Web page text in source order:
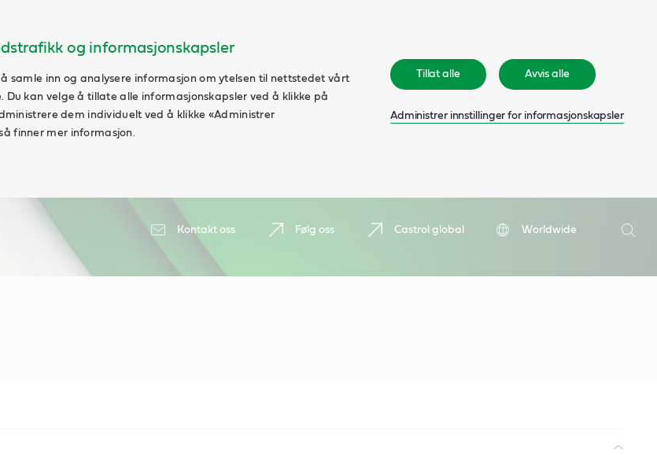
og informasjonskapsler
samle inn og analysere informasjon om ytelsen til nettstedet vårt
kan velge å tillate alle informasjonskapsler ved å klikke på
dem individuelt ved å klikke «Administrer
finner mer informasjon.
Tillat alle Avvis alle
Administrer innstillinger for informasjonskapsler
Kontakt oss Følg oss Castrol global
Worldwide
Søk